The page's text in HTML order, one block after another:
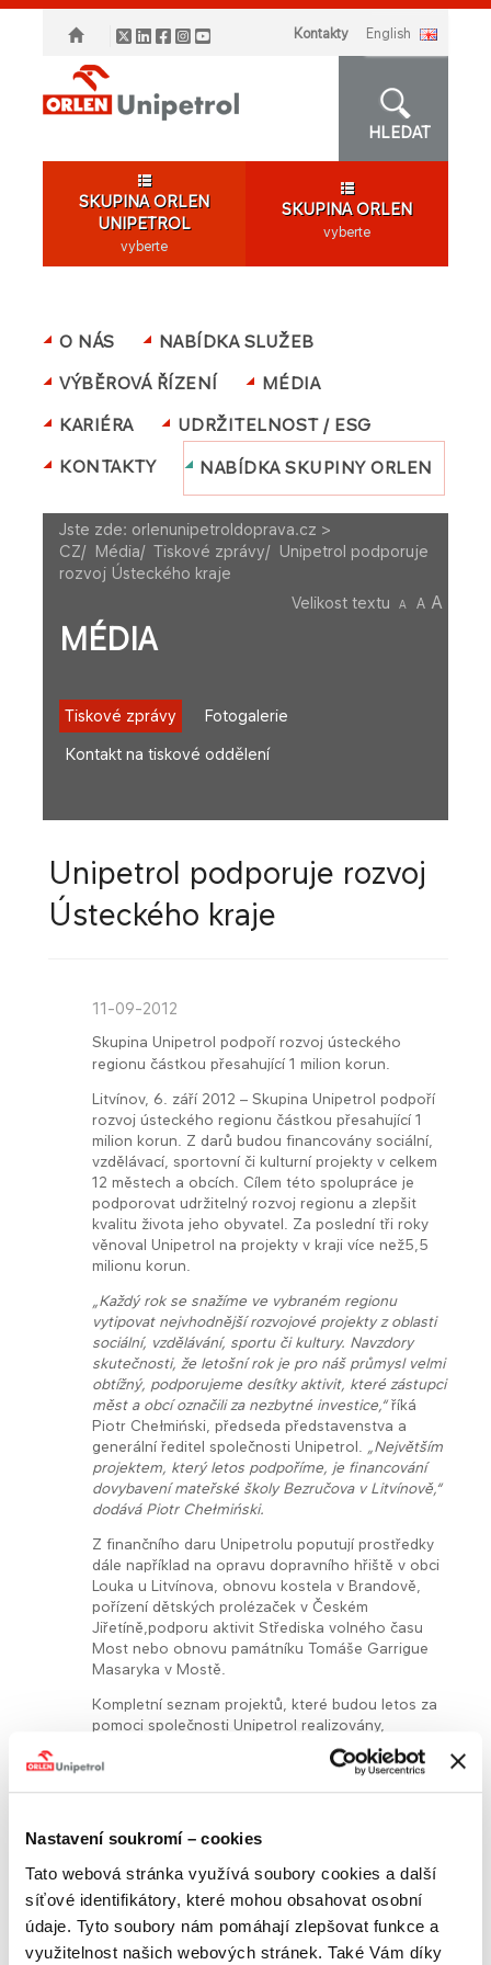
Nastavení soukromí – cookies
Tato webová stránka využívá soubory cookies a další
síťové identifikátory, které mohou obsahovat osobní
údaje. Tyto soubory nám pomáhají zlepšovat funkce a
využitelnost našich webových stránek. Také Vám díky
Kontakty english
HLEDAT
SKUPINA ORLEN
UNIPETROL
vyberte
SKUPINA ORLEN
vyberte
O NÁS
NABÍDKA SLUŽEB
VÝBĚROVÁ ŘÍZENÍ
MÉDIA
KARIÉRA
UDRŽITELNOST / ESG
KONTAKTY
NABÍDKA SKUPINY ORLEN
Jste zde: orlenunipetroldoprava.cz >
CZ/ Média/ Tiskové zprávy/ Unipetrol podporuje
rozvoj Ústeckého kraje
Velikost textu
A A A
MÉDIA
Tiskové zprávy Fotogalerie
Kontakt na tiskové oddělení
Unipetrol podporuje rozvoj
Ústeckého kraje
11-09-2012
Skupina Unipetrol podpoří rozvoj ústeckého
regionu částkou přesahující 1 milion korun.
Litvínov, 6. září 2012 – Skupina Unipetrol podpoří
rozvoj ústeckého regionu částkou přesahující 1
milion korun. Z darů budou financovány sociální,
vzdělávací, sportovní či kulturní projekty v celkem
12 městech a obcích. Cílem této spolupráce je
podporovat udržitelný rozvoj regionu a zlepšit
kvalitu života jeho obyvatel. Za poslední tři roky
věnoval Unipetrol na projekty v kraji více než5,5
milionu korun.
„Každý rok se snažíme ve vybraném regionu
vytipovat nejvhodnější rozvojové projekty z oblasti
sociální, vzdělávání, sportu či kultury. Navzdory
skutečnosti, že letošní rok je pro náš průmysl velmi
obtížný, podporujeme desítky aktivit, které zástupci
měst a obcí označili za nezbytné investice,“říká
Piotr Chełmiński, předseda představenstva a
generální ředitel společnosti Unipetrol.
„Největším
projektem, který letos podpoříme, je financování
dovybavení mateřské školy Bezručova v Litvínově,“
dodává Piotr Chełmiński.
Z finančního daru Unipetrolu poputují prostředky
dále například na opravu dopravního hřiště v obci
Louka u Litvínova, obnovu kostela v Brandově,
pořízení dětských prolézaček v Českém
Jiřetíně,podporu aktivit Střediska volného času
Most nebo obnovu památníku Tomáše Garrigue
Masaryka v Mostě.
Kompletní seznam projektů, které budou letos za
pomoci společnosti Unipetrol realizovány,
Město/obec
Finanční
Brandov
000,-
· Obnova kulturní památky
(nátěr fasády místního
kostela)
Český
60
· Pořízení dětských